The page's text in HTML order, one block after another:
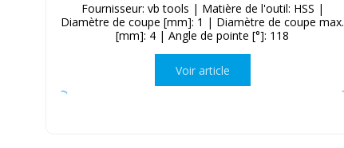
Fournisseur: vb tools | Matière de l'outil: HSS |
Diamètre de coupe [mm]: 1 | Diamètre de coupe max.
[mm]: 4 | Angle de pointe [°]: 118
Voir article